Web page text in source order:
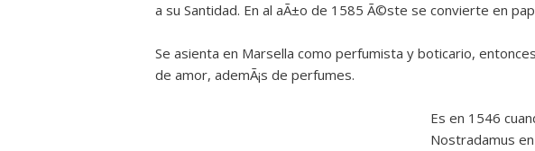
a su Santidad. En al aÃ±o de 1585 Ã©ste se convierte en
Se asienta en Marsella como perfumista y boticario,
de amor, ademÃ¡s de perfumes.
Es en 1546
Nostradamus